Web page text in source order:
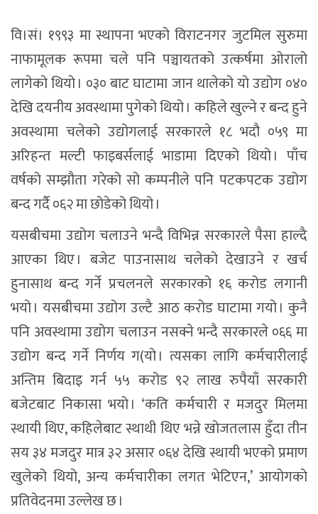
वि।सं। १९९३ मा स्थापना भएको विराटनगर जुटमिल सुरुमा
नाफामूलक रूपमा चले पनि पञ्चायतको उत्कर्षमा ओरालो
लागेको थियो । ०३० बाट घाटामा जान थालेको यो उद्योग ०४०
देखि दयनीय अवस्थामा पुगेको थियो । कहिले खुल्ने र बन्द हुने
अवस्थामा चलेको उद्योगलाई सरकारले १८ भदौ ०५९ मा
अरिहन्त मल्टी फाइबर्सलाई भाडामा दिएको थियो । पाँच
वर्षको सम्झौता गरेको सो कम्पनीले पनि पटकपटक उद्योग
बन्द गर्दै ०६२ मा छोडेको थियो ।
यसबीचमा उद्योग चलाउने भन्दै विभिन्न सरकारले पैसा हाल्दै
आएका थिए । बजेट पाउनासाथ चलेको देखाउने र खर्च
हुनासाथ बन्द गर्ने प्रचलनले सरकारको १६ करोड लगानी
भयो । यसबीचमा उद्योग उल्टै आठ करोड घाटामा गयो । कुनै
पनि अवस्थामा उद्योग चलाउन नसक्ने भन्दै सरकारले ०६६ मा
उद्योग बन्द गर्ने निर्णय ग(यो । त्यसका लागि कर्मचारीलाई
अन्तिम बिदाइ गर्न ५५ करोड ९२ लाख रुपैयाँ सरकारी
बजेटबाट निकासा भयो । ‘कति कर्मचारी र मजदुर मिलमा
स्थायी थिए, कहिलेबाट स्थाथी थिए भन्ने खोजतलास हुँदा तीन
सय ३४ मजदुर मात्र ३२ असार ०६४ देखि स्थायी भएको प्रमाण
खुलेको थियो, अन्य कर्मचारीका लगत भेटिएन,’ आयोगको
प्रतिवेदनमा उल्लेख छ ।